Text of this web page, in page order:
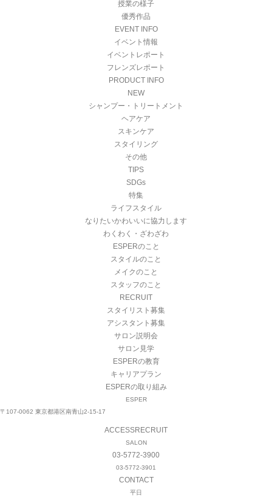
授業の様子
優秀作品
EVENT INFO
イベント情報
イベントレポート
フレンズレポート
PRODUCT INFO
NEW
シャンプー・トリートメント
ヘアケア
スキンケア
スタイリング
その他
TIPS
SDGs
特集
ライフスタイル
なりたいかわいいに協力します
わくわく・ざわざわ
ESPERのこと
スタイルのこと
メイクのこと
スタッフのこと
RECRUIT
スタイリスト募集
アシスタント募集
サロン説明会
サロン見学
ESPERの教育
キャリアプラン
ESPERの取り組み
ESPER
〒107-0062 東京都港区南青山2-15-17
ACCESSRECRUIT
SALON
03-5772-3900
03-5772-3901
CONTACT
平日